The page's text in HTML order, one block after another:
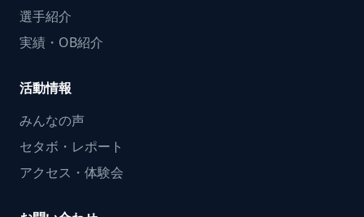
選手紹介
実績・OB紹介
活動情報
みんなの声
セタボ・レポート
アクセス・体験会